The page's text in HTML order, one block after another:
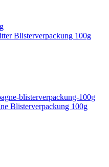
Blisterverpackung 100g
Blisterverpackung 100g